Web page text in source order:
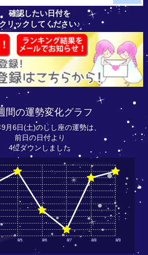
確認したい日付を
クリックしてください♪
間の運勢変化グラフ
月6日(土)のしし座の運勢は、
前日の日付より
4位ダウンしました
8/5 8/6 8/7 8/8 8/9